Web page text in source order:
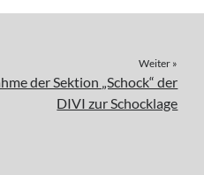
Weiter »
der Sektion „Schock“ der
DIVI zur Schocklage